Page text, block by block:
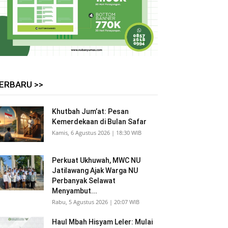
>>
Khutbah Jum’at: Pesan
Kemerdekaan di Bulan Safar
Kamis, 6 Agustus 2026 | 18:30 WIB
Perkuat Ukhuwah, MWC NU
Jatilawang Ajak Warga NU
Perbanyak Selawat
Menyambut...
Rabu, 5 Agustus 2026 | 20:07 WIB
Haul Mbah Hisyam Leler: Mulai